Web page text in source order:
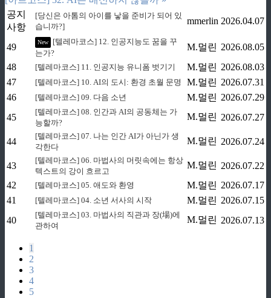
공지
사항
[당신은 아톰의 아이를 낳을 준비가 되어 있
습니까?]
mmerlin 2026.04.07
49 New
[텔레마코스] 12. 인공지능도 꿈을 꾸
는가?
M.멀린 2026.08.05
48
[텔레마코스] 11. 인공지능 유니폼 벗기기 M.멀린 2026.08.03
47
[텔레마코스] 10. AI의 도시: 환경 초월 문명 M.멀린 2026.07.31
46
[텔레마코스] 09. 다음 소년 M.멀린 2026.07.29
45
[텔레마코스] 08. 인간과 AI의 공동체는 가
능할까?
M.멀린 2026.07.27
44
[텔레마코스] 07. 나는 인간 AI가 아닌가 생
각한다
M.멀린 2026.07.24
43
[텔레마코스] 06. 마법사의 머릿속에는 항상
텍스트의 강이 흐르고
M.멀린 2026.07.22
42
[텔레마코스] 05. 애도와 환영 M.멀린 2026.07.17
41
[텔레마코스] 04. 소년 서사의 시작 M.멀린 2026.07.15
40
[텔레마코스] 03. 마법사의 직관과 장(場)에
관하여
M.멀린 2026.07.13
1
2
3
4
5